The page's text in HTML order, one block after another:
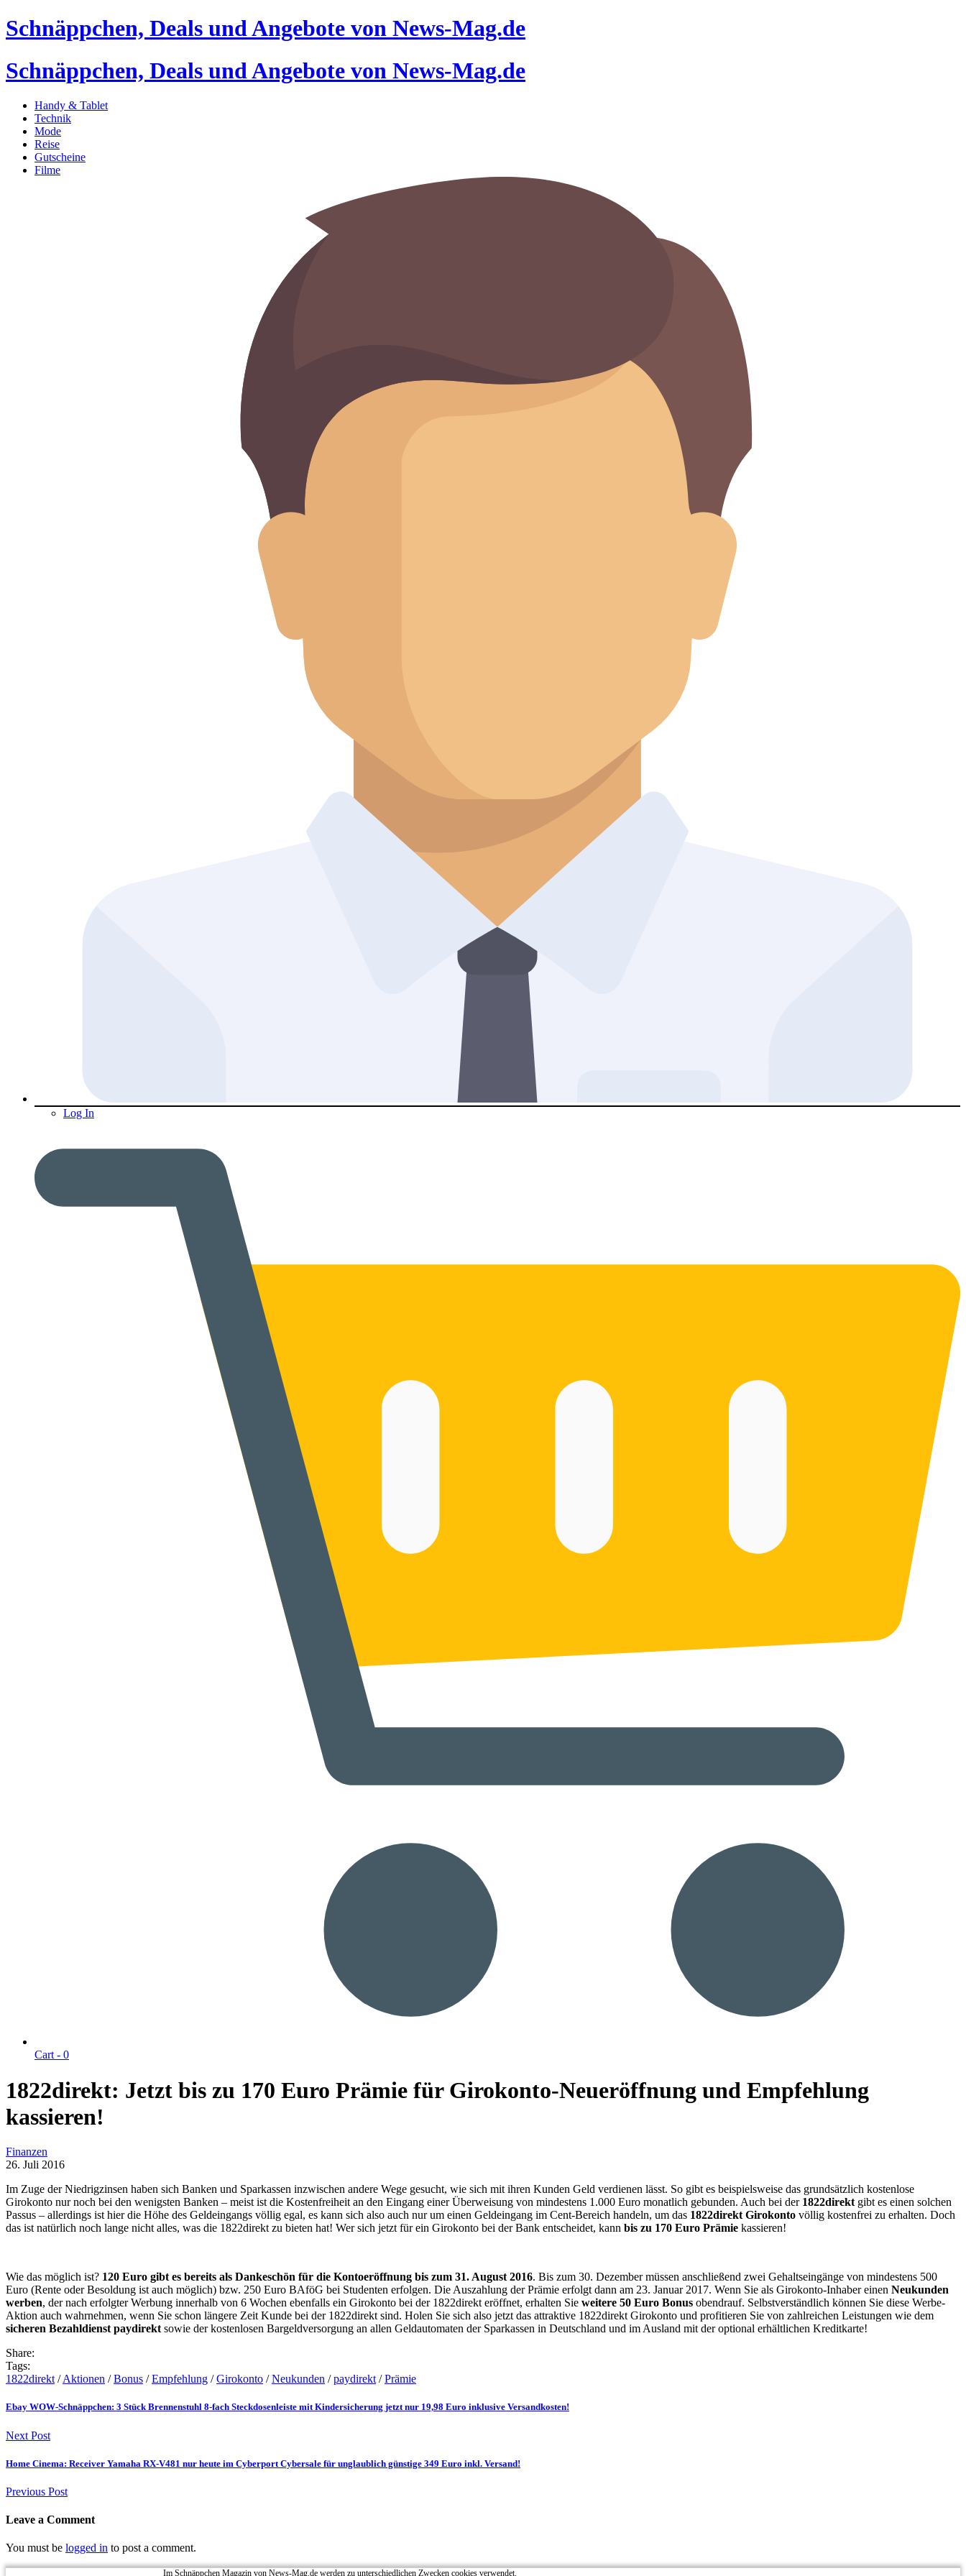
Schnäppchen, Deals und Angebote von News-Mag.de
Schnäppchen, Deals und Angebote von News-Mag.de
Handy & Tablet
Technik
Mode
Reise
Gutscheine
Filme
Log In
Cart - 0
1822direkt: Jetzt bis zu 170 Euro Prämie für Girokonto-Neueröffnung und Empfehlung
kassieren!
Finanzen
26. Juli 2016
Im Zuge der Niedrigzinsen haben sich Banken und Sparkassen inzwischen andere Wege gesucht, wie sich mit ihren Kunden Geld verdienen lässt. So gibt es beispielsweise das grundsätzlich kostenlose
Girokonto nur noch bei den wenigsten Banken – meist ist die Kostenfreiheit an den Eingang einer Überweisung von mindestens 1.000 Euro monatlich gebunden. Auch bei der 1822direkt gibt es einen solchen
Passus – allerdings ist hier die Höhe des Geldeingangs völlig egal, es kann sich also auch nur um einen Geldeingang im Cent-Bereich handeln, um das 1822direkt Girokonto völlig kostenfrei zu erhalten. Doch
das ist natürlich noch lange nicht alles, was die 1822direkt zu bieten hat! Wer sich jetzt für ein Girokonto bei der Bank entscheidet, kann bis zu 170 Euro Prämie kassieren!
Wie das möglich ist? 120 Euro gibt es bereits als Dankeschön für die Kontoeröffnung bis zum 31. August 2016. Bis zum 30. Dezember müssen anschließend zwei Gehaltseingänge von mindestens 500
Euro (Rente oder Besoldung ist auch möglich) bzw. 250 Euro BAföG bei Studenten erfolgen. Die Auszahlung der Prämie erfolgt dann am 23. Januar 2017. Wenn Sie als Girokonto-Inhaber einen Neukunden
werben, der nach erfolgter Werbung innerhalb von 6 Wochen ebenfalls ein Girokonto bei der 1822direkt eröffnet, erhalten Sie weitere 50 Euro Bonus obendrauf. Selbstverständlich können Sie diese Werbe-
Aktion auch wahrnehmen, wenn Sie schon längere Zeit Kunde bei der 1822direkt sind. Holen Sie sich also jetzt das attraktive 1822direkt Girokonto und profitieren Sie von zahlreichen Leistungen wie dem
sicheren Bezahldienst paydirekt sowie der kostenlosen Bargeldversorgung an allen Geldautomaten der Sparkassen in Deutschland und im Ausland mit der optional erhältlichen Kreditkarte!
Share:
Tags:
1822direkt /Aktionen /Bonus /Empfehlung /Girokonto /Neukunden /paydirekt /Prämie
Ebay WOW-Schnäppchen: 3 Stück Brennenstuhl 8-fach Steckdosenleiste mit Kindersicherung jetzt nur 19,98 Euro inklusive Versandkosten!
Next Post
Home Cinema: Receiver Yamaha RX-V481 nur heute im Cyberport Cybersale für unglaublich günstige 349 Euro inkl. Versand!
Previous Post
Leave a Comment
You must be logged in to post a comment.
Im Schnäppchen Magazin von News-Mag.de werden zu unterschiedlichen Zwecken cookies verwendet.